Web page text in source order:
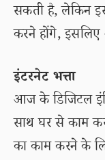
सकती है, लेकिन
करने होंगे, इसलिए
इंटरनेट भत्ता
आज के डिजिटल
साथ घर से काम
का काम करने के